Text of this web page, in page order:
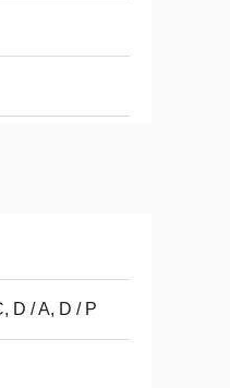
D / A, D / P